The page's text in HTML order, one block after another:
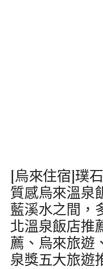
[烏來住宿]璞
質感烏來溫泉
藍溪水之間，
北溫泉飯店推
薦、烏來旅遊
泉獎五大旅遊